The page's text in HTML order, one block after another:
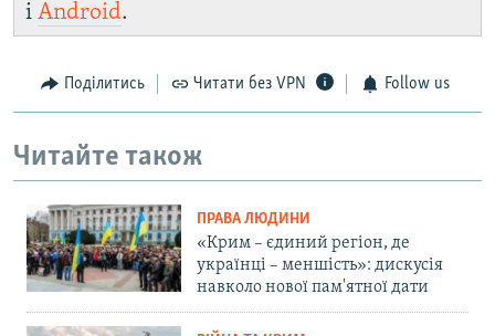
і Android.
Поділитись Читати без VPN Follow us
Читайте також
ПРАВА ЛЮДИНИ
«Крим – єдиний регіон, де
українці – меншість»: дискусія
навколо нової пам'ятної дати